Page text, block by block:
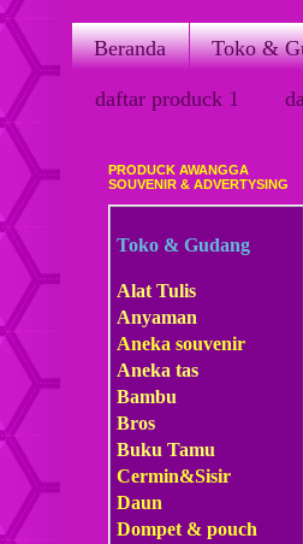
Beranda Toko &
daftar produck 1
PRODUCK AWANGGA
SOUVENIR & ADVERTYSING
Toko & Gudang
Alat Tulis
Anyaman
Aneka souvenir
Aneka tas
Bambu
Bros
Buku Tamu
Cermin&Sisir
Daun
Dompet & pouch